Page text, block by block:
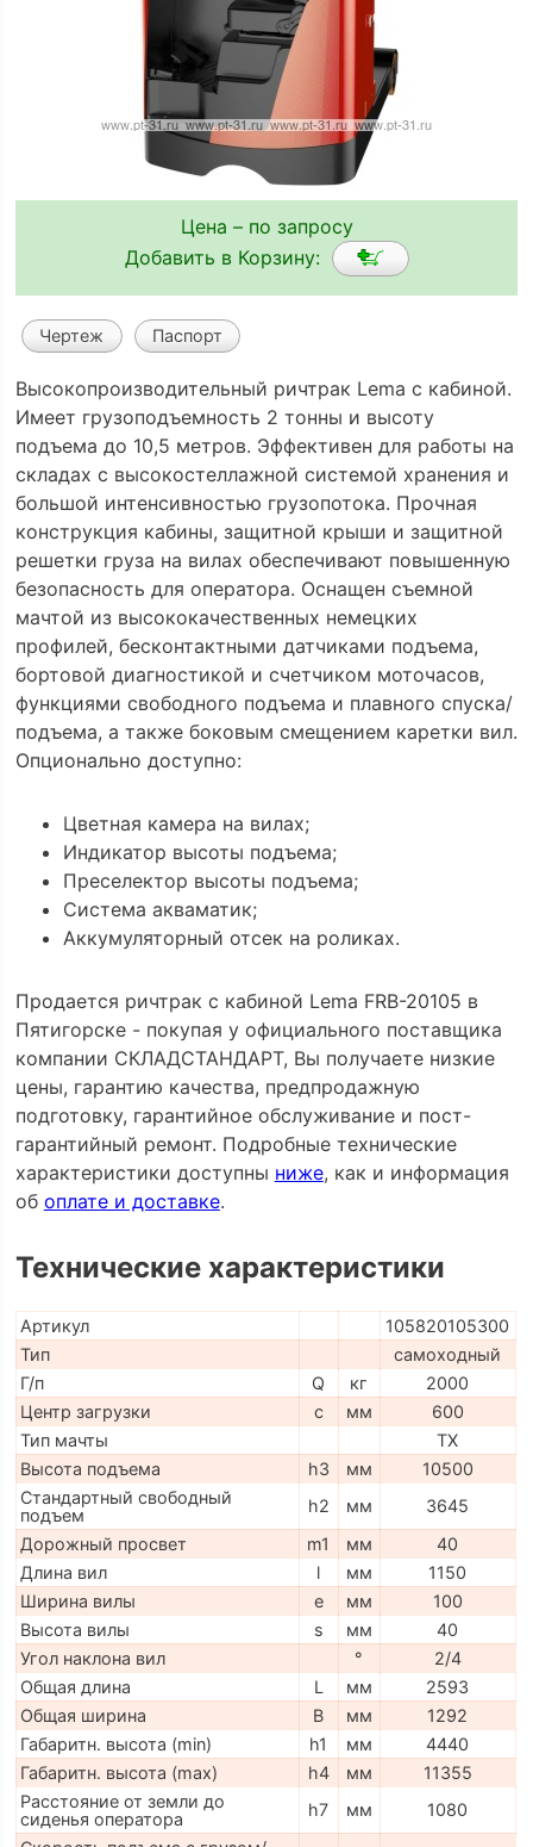
Цена – по запросу
Добавить в Корзину:
Чертеж Паспорт
Высокопроизводительный ричтрак Lema с кабиной.
Имеет грузоподъемность 2 тонны и высоту
подъема до 10,5 метров. Эффективен для работы на
складах с высокостеллажной системой хранения и
большой интенсивностью грузопотока. Прочная
конструкция кабины, защитной крыши и защитной
решетки груза на вилах обеспечивают повышенную
безопасность для оператора. Оснащен съемной
мачтой из высококачественных немецких
профилей, бесконтактными датчиками подъема,
бортовой диагностикой и счетчиком моточасов,
функциями свободного подъема и плавного спуска/
подъема, а также боковым смещением каретки вил.
Опционально доступно:
Цветная камера на вилах;
Индикатор высоты подъема;
Преселектор высоты подъема;
Система акваматик;
Аккумуляторный отсек на роликах.
Продается ричтрак с кабиной Lema FRB-20105 в
Пятигорске - покупая у официального поставщика
компании СКЛАДСТАНДАРТ, Вы получаете низкие
цены, гарантию качества, предпродажную
подготовку, гарантийное обслуживание и пост-
гарантийный ремонт. Подробные технические
характеристики доступны ниже, как и информация
об оплате и доставке.
Технические характеристики
Артикул
105820105300
Тип
самоходный
Г/п
Q кг
2000
Центр загрузки
c мм
600
Тип мачты
TX
Высота подъема
h3 мм
10500
Стандартный свободный
подъем
h2 мм
3645
Дорожный просвет
m1 мм
40
Длина вил
l мм
1150
Ширина вилы
e мм
100
Высота вилы
s мм
40
Угол наклона вил
°
2/4
Общая длина
L мм
2593
Общая ширина
B мм
1292
Габаритн. высота (min)
h1 мм
4440
Габаритн. высота (max)
h4 мм
11355
Расстояние от земли до
сиденья оператора
h7 мм
1080